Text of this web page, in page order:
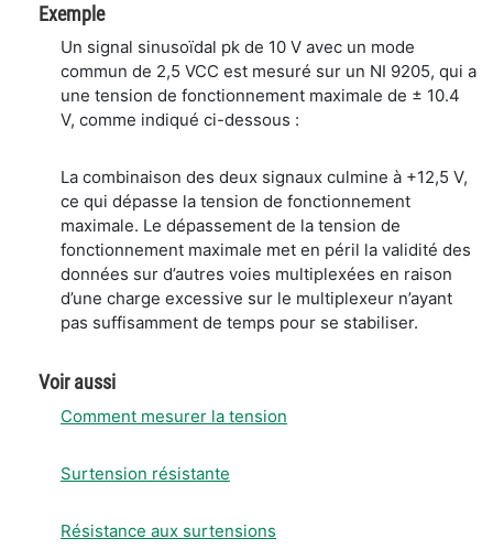
Exemple
Un signal sinusoïdal pk de 10 V avec un mode
commun de 2,5 VCC est mesuré sur un NI 9205, qui a
une tension de fonctionnement maximale de ± 10.4
V, comme indiqué ci-dessous :
La combinaison des deux signaux culmine à +12,5 V,
ce qui dépasse la tension de fonctionnement
maximale. Le dépassement de la tension de
fonctionnement maximale met en péril la validité des
données sur d’autres voies multiplexées en raison
d’une charge excessive sur le multiplexeur n’ayant
pas suffisamment de temps pour se stabiliser.
Voir aussi
Comment mesurer la tension
Surtension résistante
Résistance aux surtensions